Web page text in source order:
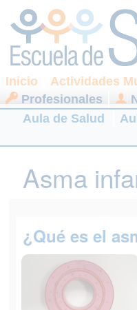
Inicio Actividades
Profesionales
Aula de Salud
Asma
¿Qué es el